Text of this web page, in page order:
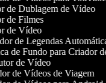
de Dublagem de Vídeo
de Filmes
de Vídeo
de Legendas
de Fundo para Criador
de Vídeo
de Vídeos de Viagem